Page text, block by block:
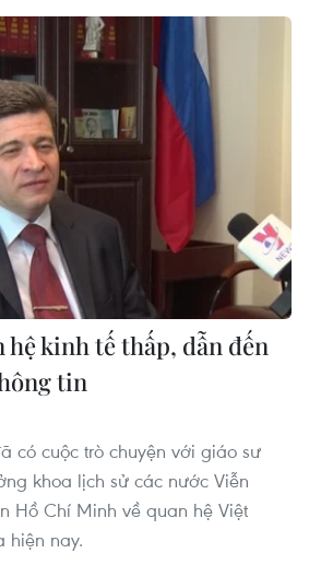
hệ kinh tế thấp, dẫn đến
tin
có cuộc trò chuyện với giáo sư
khoa lịch sử các nước Viễn
Hồ Chí Minh về quan hệ Việt
hiện nay.